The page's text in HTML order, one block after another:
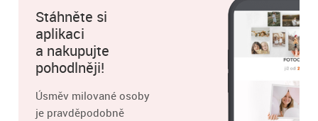
Stáhněte si
aplikaci
a nakupujte
pohodlněji!
Úsměv milované osoby
je pravděpodobně